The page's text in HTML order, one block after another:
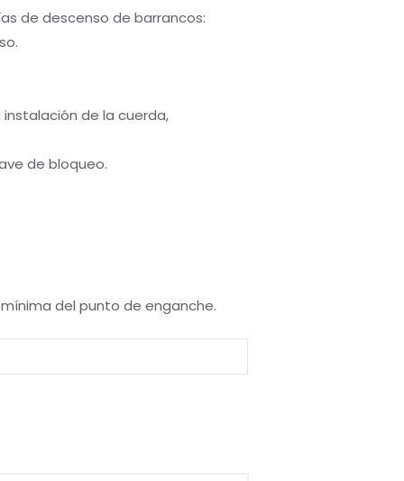
de descenso de barrancos:
de la cuerda,
de bloqueo.
del punto de enganche.